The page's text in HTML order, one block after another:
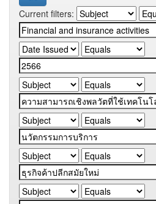
Current filters: